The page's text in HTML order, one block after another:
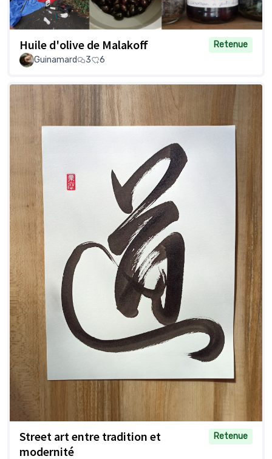
Huile d'olive de Malakoff
Retenue
Guinamard
3 6
Street art entre tradition et
modernité
Retenue